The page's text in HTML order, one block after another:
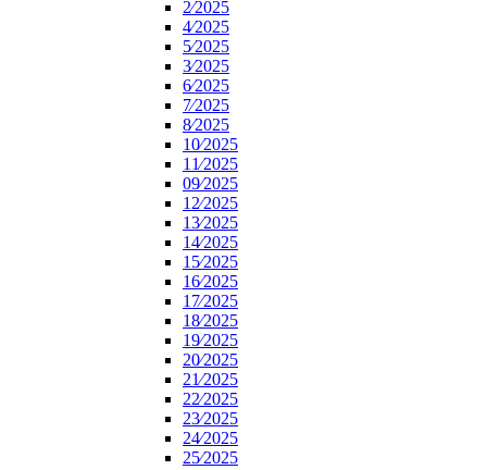
2⁄2025
4⁄2025
5⁄2025
3⁄2025
6⁄2025
7⁄2025
8⁄2025
10⁄2025
11⁄2025
09⁄2025
12⁄2025
13⁄2025
14⁄2025
15⁄2025
16⁄2025
17⁄2025
18⁄2025
19⁄2025
20⁄2025
21⁄2025
22⁄2025
23⁄2025
24⁄2025
25⁄2025